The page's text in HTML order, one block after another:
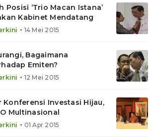
Posisi ‘Trio Macan Istana’
Kabinet Mendatang
• 14 Mei 2015
Bagaimana
Emiten?
• 12 Mei 2015
Konferensi Investasi Hijau,
Multinasional
• 01 Apr 2015